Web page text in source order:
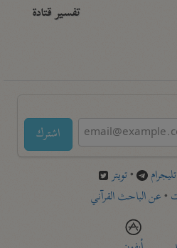
تفسير قتادة
اشترك
تليجرام •تويتر
•عن الباحث القرآني